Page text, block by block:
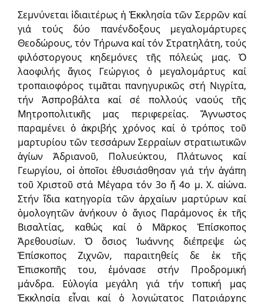
Σεμνύνεται ἰδιαιτέρως ἡ Ἐκκλησία τῶν Σερρῶν καί
γιά τούς δύο πανένδοξους μεγαλομάρτυρες
Θεοδώρους, τόν Τήρωνα καί τόν Στρατηλάτη, τούς
φιλόστοργους κηδεμόνες τῆς πόλεώς μας. Ὁ
λαοφιλής ἅγιος Γεώργιος ὁ μεγαλομάρτυς καί
τροπαιοφόρος τιμᾶται πανηγυρικῶς στή Νιγρίτα,
τήν Ἀσπροβάλτα καί σέ πολλούς ναούς τῆς
Μητροπολιτικῆς μας περιφερείας. Ἄγνωστος
παραμένει ὁ ἀκριβής χρόνος καί ὁ τρόπος τοῦ
μαρτυρίου τῶν τεσσάρων Σερραίων στρατιωτικῶν
ἁγίων Ἀδριανοῦ, Πολυεύκτου, Πλάτωνος καί
Γεωργίου, οἱ ὁποῖοι ἐθυσιάσθησαν γιά τήν ἀγάπη
τοῦ Χριστοῦ στά Μέγαρα τόν 3ο ἤ 4ο μ. Χ. αἰώνα.
Στήν ἴδια κατηγορία τῶν ἀρχαίων μαρτύρων καί
ὁμολογητῶν ἀνήκουν ὁ ἅγιος Παράμονος ἐκ τῆς
Βισαλτίας, καθώς καί ὁ Μᾶρκος Ἐπίσκοπος
Ἀρεθουσίων. Ὁ ὅσιος Ἰωάννης διέπρεψε ὡς
Ἐπίσκοπος Ζιχνῶν, παραιτηθείς δε ἐκ τῆς
Ἐπισκοπῆς του, ἐμόνασε στήν Προδρομική
μάνδρα. Εὐλογία μεγάλη γιά τήν τοπική μας
Ἐκκλησία εἶναι καί ὁ λογιώτατος Πατριάρχης